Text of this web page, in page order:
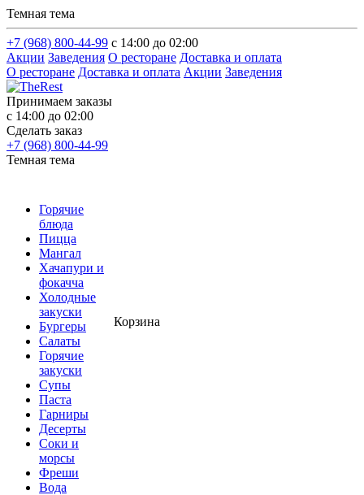
Темная тема
+7 (968) 800-44-99 с 14:00 до 02:00
Акции Заведения О ресторане Доставка и оплата
О ресторане Доставка и оплата Акции Заведения
Принимаем заказы
с 14:00 до 02:00
Сделать заказ
+7 (968) 800-44-99
Темная тема
Горячие
блюда
Пицца
Мангал
Хачапури и
фокачча
Холодные
закуски
Бургеры
Салаты
Горячие
закуски
Супы
Паста
Гарниры
Десерты
Соки и
морсы
Фреши
Вода
Корзина